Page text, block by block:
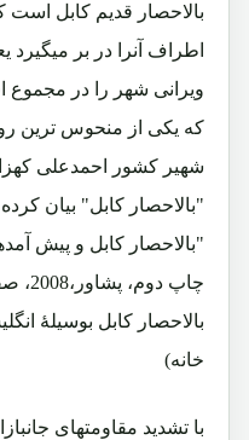
بالاحصار قدیم کابل
اطراف آنرا در بر میگیرد
ویرانی شهر را در مجموع
که یکی از منحوس ترین
شهیر کشور احمدعلی
"بالاحصار کابل" بیان
"بالاحصار کابل و پیش
خانه)
با تشدید مقاومتهای